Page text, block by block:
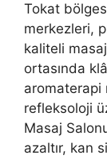
Tokat
merkezleri,
kaliteli
ortasında
aromaterapi
refleksoloji
Masaj
azaltır, kan